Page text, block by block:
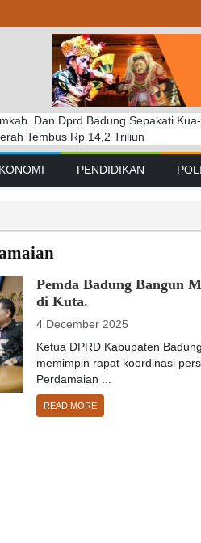
Dan Dprd Badung Sepakati
Tembus Rp 14,2 Triliun
BADUNG GELAR RAPAT
PERTAMA TAHUN
Kebakaran Savana Bromo
PENDIDIKAN
Pemda Badung Bangun
di Kuta.
4 December 2025
Ketua DPRD Kabupaten
memimpin rapat koordinasi
Perdamaian ...
READ MORE